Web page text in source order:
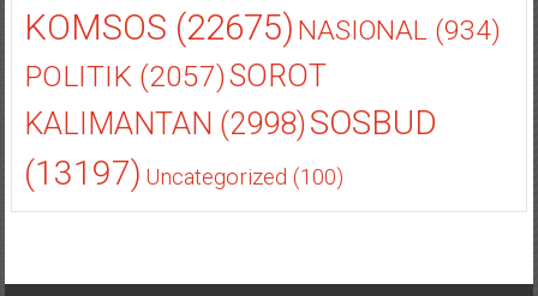
KOMSOS (22675) NASIONAL(934)
POLITIK(2057)SOROT
KALIMANTAN (2998)SOSBUD
(13197) Uncategorized (100)